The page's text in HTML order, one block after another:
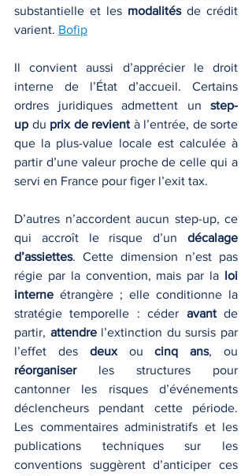
substantielle et les modalités de crédit
varient. Bofip
Il convient aussi d’apprécier le droit
interne de l’État d’accueil. Certains
ordres juridiques admettent un step-
up du prix de revient à l’entrée, de sorte
que la plus-value locale est calculée à
partir d’une valeur proche de celle qui a
servi en France pour figer l’exit tax.
D’autres n’accordent aucun step-up, ce
qui accroît le risque d’un décalage
d’assiettes. Cette dimension n’est pas
régie par la convention, mais par la loi
interne étrangère ; elle conditionne la
stratégie temporelle : céder avant de
partir, attendre l’extinction du sursis par
l’effet des deux ou cinq ans
réorganiser les structures pour
cantonner les risques d’événements
déclencheurs pendant cette période.
Les commentaires administratifs et les
publications techniques sur les